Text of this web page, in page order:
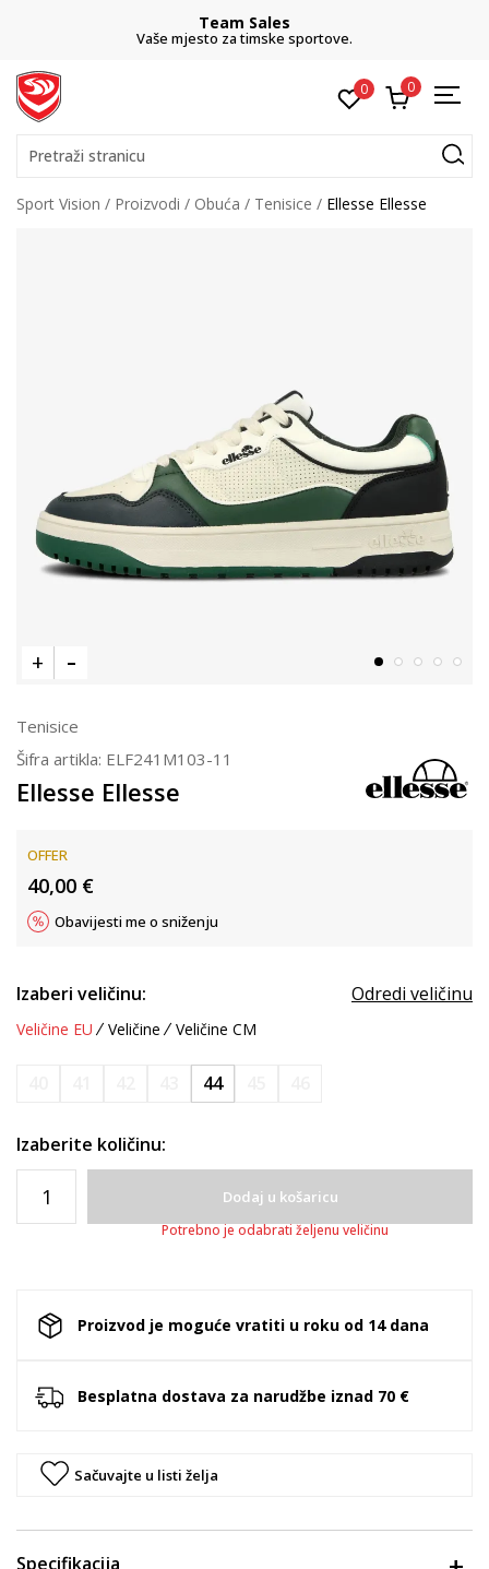
Team Sales
Vaše mjesto za timske sportove.
0 0
Pretraži stranicu
Sport Vision Proizvodi Obuća Tenisice Ellesse Ellesse
Tenisice
Šifra artikla: ELF241M103-11
Ellesse Ellesse
OFFER
40,00 €
Obavijesti me o sniženju
Izaberi veličinu: Odredi veličinu
Veličine EU Veličine Veličine CM
44
Izaberite količinu:
Dodaj u košaricu
Potrebno je odabrati željenu veličinu
Proizvod je moguće vratiti u roku od 14 dana
Besplatna dostava za narudžbe iznad 70 €
Sačuvajte u listi želja
Specifikacija